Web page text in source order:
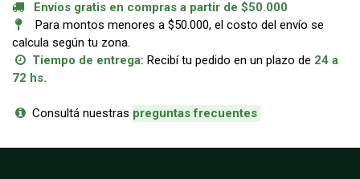
Envíos gratis en compras a partir de $50.000
Para montos menores a $50.000, el costo del envío se
calcula según tu zona.
Tiempo de entrega: Recibí tu pedido en un plazo de 24 a
72 hs.
Consultá nuestras preguntas frecuentes